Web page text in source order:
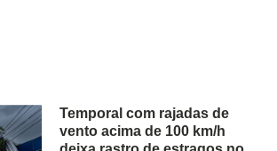
Temporal com rajadas de
vento acima de 100 km/h